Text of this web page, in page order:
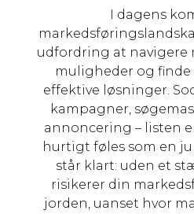
I dagens
udfordring at navigere
muligheder og
effektive løsninger.
kampagner,
annoncering – listen
hurtigt føles som en
står klart: uden et
risikerer din
jorden, uanset hvor